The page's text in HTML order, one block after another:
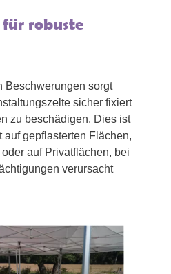
robuste
Beschwerungen sorgt
sicher fixiert
zu beschädigen. Dies ist
auf gepflasterten Flächen,
auf Privatflächen, bei
verursacht